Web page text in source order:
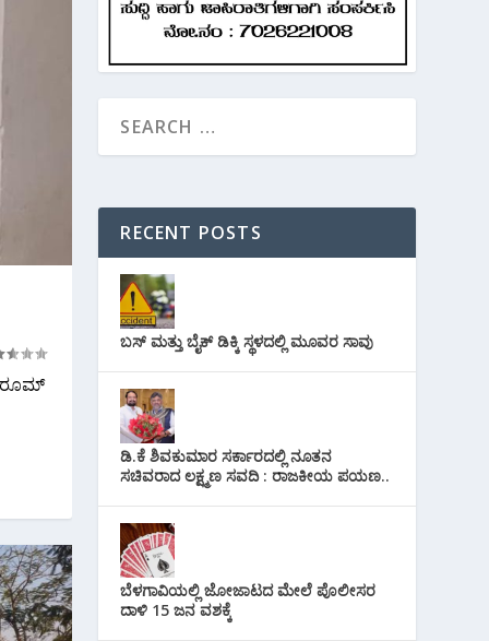
ರೂಮ್
RECENT POSTS
ಬಸ್ ಮತ್ತು ಬೈಕ್ ಡಿಕ್ಕಿ ಸ್ಥಳದಲ್ಲಿ ಮೂವರ ಸಾವು
ಡಿ.ಕೆ ಶಿವಕುಮಾರ ಸರ್ಕಾರದಲ್ಲಿ ನೂತನ
ಸಚಿವರಾದ ಲಕ್ಷ್ಮಣ ಸವದಿ : ರಾಜಕೀಯ ಪಯಣ..
ಬೆಳಗಾವಿಯಲ್ಲಿ ಜೋಜಾಟದ ಮೇಲೆ ಪೊಲೀಸರ
ದಾಳಿ 15 ಜನ ವಶಕ್ಕೆ